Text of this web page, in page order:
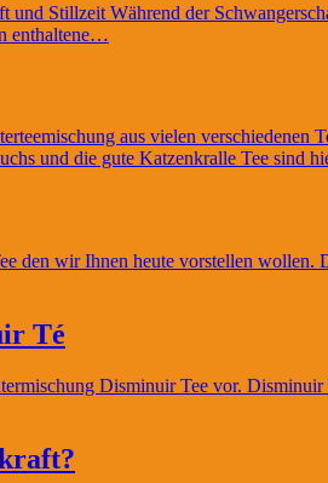
und Stillzeit Während der
enthaltene…
aus vielen
und die gute Katzenkralle Tee sind
den wir Ihnen heute vorstellen
Té
Disminuir Tee vor.